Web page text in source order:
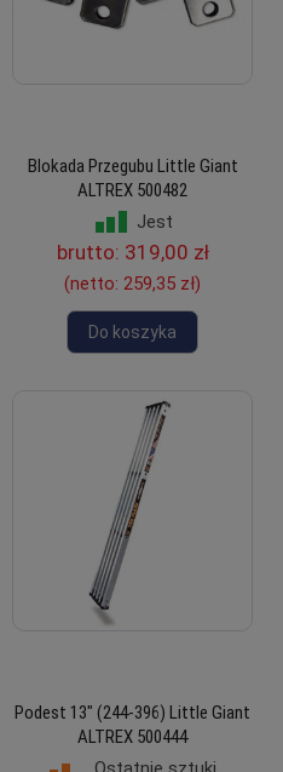
Blokada Przegubu Little Giant
ALTREX 500482
Jest
brutto: 319,00 zł
(netto: 259,35 zł)
Do koszyka
Podest 13" (244-396) Little Giant
ALTREX 500444